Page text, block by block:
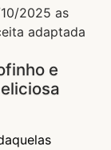
2025 as
adaptada
e